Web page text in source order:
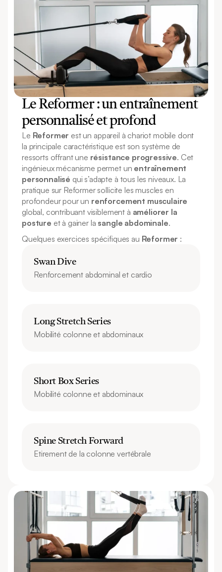
Le Reformer : un entraînement
personnalisé et profond
Le Reformer est un appareil à chariot mobile dont
la principale caractéristique est son système de
ressorts offrant une résistance progressive. Cet
ingénieux mécanisme permet un entraînement
personnalisé qui s’adapte à tous les niveaux. La
pratique sur Reformer sollicite les muscles en
profondeur pour un renforcement musculaire
global, contribuant visiblement à améliorer la
posture et à gainer la sangle abdominale.
Quelques exercices spécifiques au Reformer :
Swan Dive
Renforcement abdominal et cardio
Long Stretch Series
Mobilité colonne et abdominaux
Short Box Series
Mobilité colonne et abdominaux
Spine Stretch Forward
Etirement de la colonne vertébrale